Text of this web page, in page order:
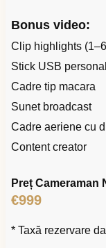
Bonus video:
Clip highlights
Stick USB
Cadre tip macara
Sunet broadcast
Cadre aeriene cu
Content creator
Preț Cameraman
€999
* Taxă rezervare